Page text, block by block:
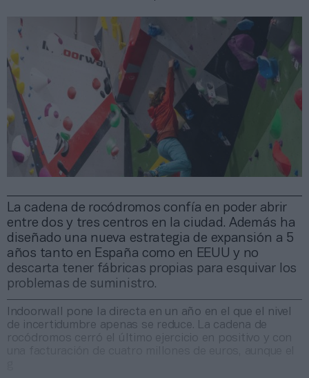
La cadena de rocódromos confía en poder abrir
entre dos y tres centros en la ciudad. Además ha
diseñado una nueva estrategia de expansión a 5
años tanto en España como en EEUU y no
descarta tener fábricas propias para esquivar los
problemas de suministro.
Indoorwall pone la directa en un año en el que el nivel
de incertidumbre apenas se reduce. La cadena de
rocódromos cerró el último ejercicio en positivo y con